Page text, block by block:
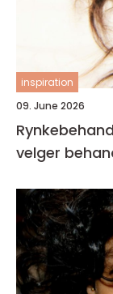
inspiration
09. June 2026
Rynkebehandling hva du bør
velger